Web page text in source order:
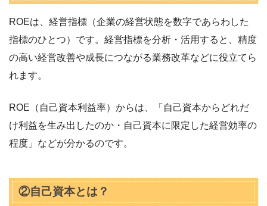
ROEは、経営指標（企業の経営状態を数字であらわした
指標のひとつ）です。経営指標を分析・活用すると、精度
の高い経営改善や成長につながる業務改革などに役立てら
れます。
ROE（自己資本利益率）からは、「自己資本からどれだ
け利益を生み出したのか・自己資本に限定した経営効率の
程度」などが分かるのです。
②自己資本とは？